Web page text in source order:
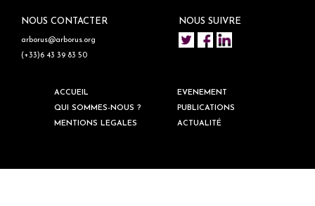
NOUS CONTACTER
arborus@arborus.org
(+33)6 43 39 83 50
NOUS SUIVRE
ACCUEIL
EVENEMENT
QUI SOMMES-NOUS ?
PUBLICATIONS
MENTIONS LEGALES
ACTUALITÉ